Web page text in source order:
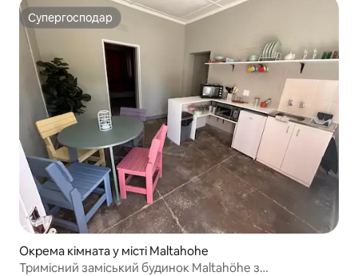
Супергосподар
Супергосподар
Окрема кімната у місті Maltahohe
Тримісний заміський будинок Maltahöhe з